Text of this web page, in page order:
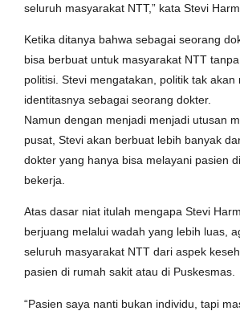
seluruh masyarakat NTT,” kata Stevi
Ketika ditanya bahwa sebagai seorang
bisa berbuat untuk masyarakat NTT
politisi. Stevi mengatakan, politik tak akan
identitasnya sebagai seorang dokter.
Namun dengan menjadi menjadi utusan
pusat, Stevi akan berbuat lebih banyak
dokter yang hanya bisa melayani pasien
bekerja.
Atas dasar niat itulah mengapa Stevi
berjuang melalui wadah yang lebih luas,
seluruh masyarakat NTT dari aspek
pasien di rumah sakit atau di Puskesmas.
“Pasien saya nanti bukan individu, tapi